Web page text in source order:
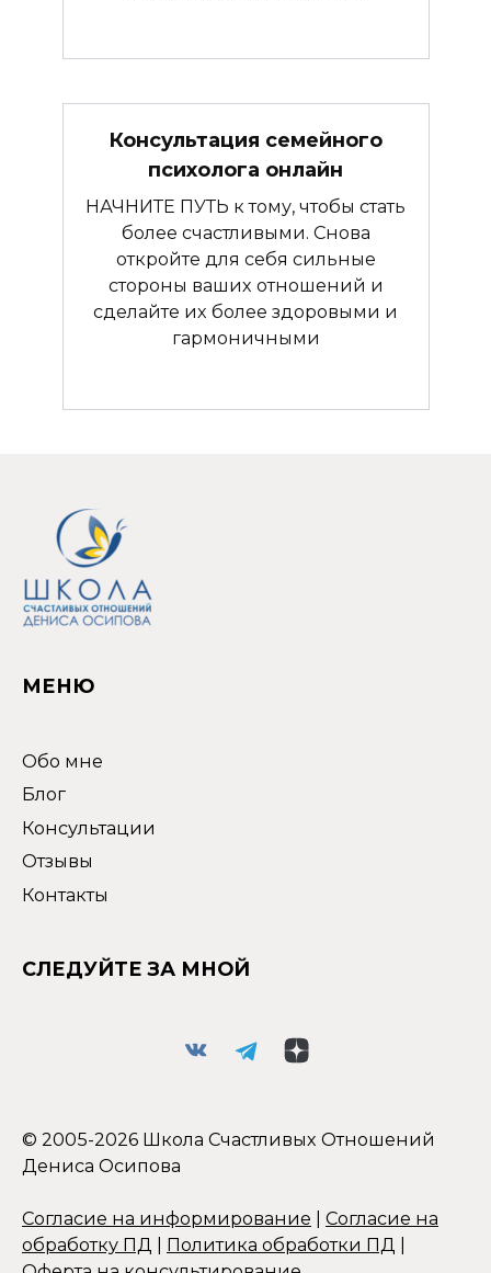
Консультация семейного
психолога онлайн
НАЧНИТЕ ПУТЬ к тому, чтобы стать
более счастливыми. Снова
откройте для себя сильные
стороны ваших отношений и
сделайте их более здоровыми и
гармоничными
МЕНЮ
Обо мне
Блог
Консультации
Отзывы
Контакты
СЛЕДУЙТЕ ЗА МНОЙ
© 2005-2026 Школа Счастливых Отношений
Дениса Осипова
Согласие на информирование | Согласие на
обработку ПД | Политика обработки ПД |